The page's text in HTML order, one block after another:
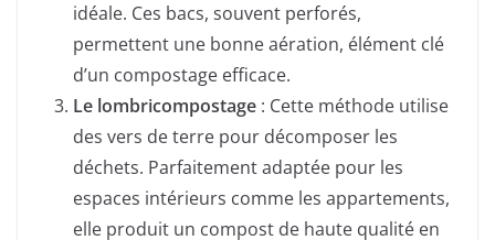
idéale. Ces bacs, souvent perforés,
permettent une bonne aération, élément clé
d’un compostage efficace.
Le lombricompostage : Cette méthode utilise
des vers de terre pour décomposer les
déchets. Parfaitement adaptée pour les
espaces intérieurs comme les appartements,
elle produit un compost de haute qualité en